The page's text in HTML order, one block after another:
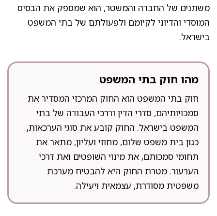
משתנים של החברה והמשטר, הוא שמספק את הבסיס
המוסדי והדיוני לקיומם ולפעולתם של בתי המשפט
בישראל.
מהו חוק בתי המשפט
חוק בתי המשפט הוא החוק המרכזי המסדיר את
סמכויותיהם, סדרי הדין ודרכי העבודה של בתי
המשפט בישראל. החוק קובע את סוגי הערכאות,
כגון בית משפט שלום, מחוזי ועליון, מתאר את
תחומי סמכותם, את מינוי השופטים ואת דרכי
הערעור. מטרת החוק היא להבטיח מערכת
משפטית מסודרת, עצמאית ויעילה.